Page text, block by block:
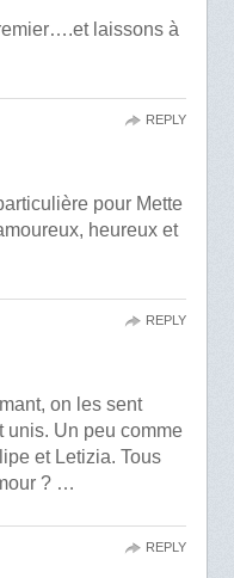
laissons à
pour Mette
heureux et
REPLY
on les sent
unis. Un peu comme
et Letizia. Tous
? …
REPLY
REPLY